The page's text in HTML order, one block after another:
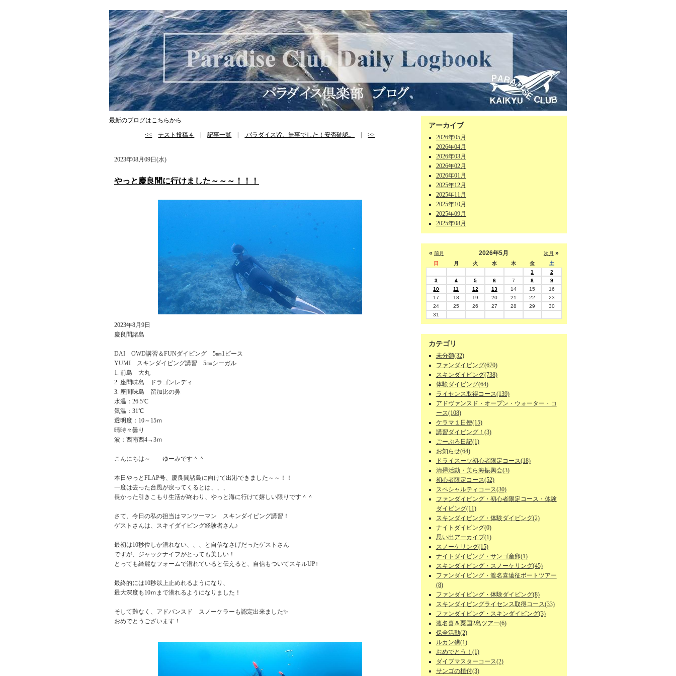
最新のブログはこちらから
<< テスト投稿４ |記事一覧 パラダイス皆、無事でした！安否確認。 |>>
2023年08月09日(水)
やっと慶良間に行けました～～～！！！
2023年8月9日
慶良間諸島
DAI OWD講習＆FUNダイビング 5㎜1ピース
YUMI スキンダイビング講習 5㎜シーガル
前島 大丸
座間味島 ドラゴンレディ
座間味島 留加比の鼻
水温：26.5℃
気温：31℃
透明度：10～15ｍ
晴時々曇り
波：西南西4→3ｍ
こんにちは～ ゆーみです＾＾
本日やっとFLAP号、慶良間諸島に向けて出港できました～～！！
一度は去った台風が戻ってくるとは、、、
長かった引きこもり生活が終わり、やっと海に行けて嬉しい限りです＾＾
さて、今日の私の担当はマンツーマン スキンダイビング講習！
ゲストさんは、スキイダイビング経験者さん♪
最初は10秒位しか潜れない、、、と自信なさげだったゲストさん
ですが、ジャックナイフがとっても美しい！
とっても綺麗なフォームで潜れていると伝えると、自信もついてスキルUP↑
最終的には10秒以上止めれるようになり、
最大深度も10ｍまで潜れるようになりました！
そして難なく、アドバンスド スノーケラーも認定出来ました✨
おめでとうございます！
アーカイブ
2026年05月
2026年04月
2026年03月
2026年02月
2026年01月
2025年12月
2025年11月
2025年10月
2025年09月
2025年08月
« 前月 次月 »
2026年5月
日 月 火 水 木 金
土
1
2
3
4 5 6 7 8
9
10
11 12 13 14 15
16
17
18 19 20 21 22
23
24
25 26 27 28 29
30
31
カテゴリ
未分類(32)
ファンダイビング(670)
スキンダイビング(738)
体験ダイビング(64)
ライセンス取得コース(139)
アドヴァンスド・オープン・ウォーター・コ
ース(108)
ケラマ１日便(15)
講習ダイビング！(3)
ごーぷろ日記(1)
お知らせ(64)
ドライスーツ初心者限定コース(18)
清掃活動・美ら海振興会(3)
初心者限定コース(52)
スペシャルティコース(30)
ファンダイビング・初心者限定コース・体験
ダイビング(11)
スキンダイビング・体験ダイビング(2)
ナイトダイビング(0)
思い出アーカイブ(1)
スノーケリング(15)
ナイトダイビング・サンゴ産卵(1)
スキンダイビング・スノーケリング(45)
ファンダイビング・渡名喜遠征ボートツアー
(8)
ファンダイビング・体験ダイビング(8)
スキンダイビングライセンス取得コース(33)
ファンダイビング・スキンダイビング(3)
渡名喜＆粟国2島ツアー(6)
保全活動(2)
ルカン礁(1)
おめでとう！(1)
ダイブマスターコース(2)
サンゴの植付(3)